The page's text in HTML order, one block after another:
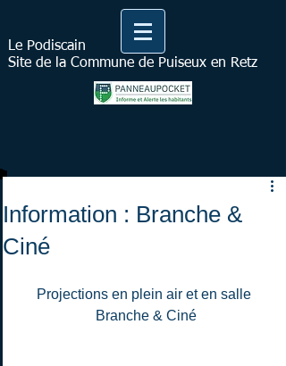
Le Podiscain
Site de la Commune de Puiseux en Retz
Information : Branche &
Ciné
Projections en plein air et en salle
Branche & Ciné